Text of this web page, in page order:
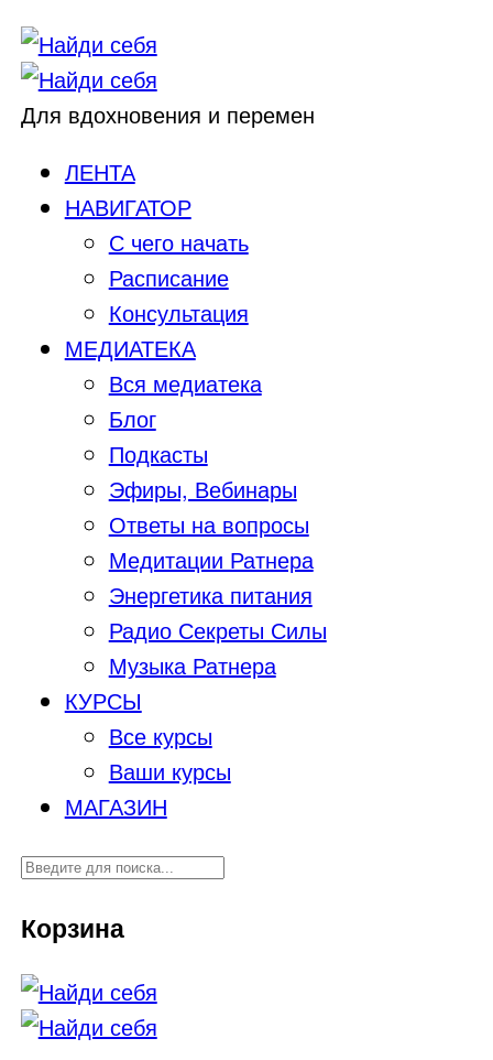
Для вдохновения и перемен
ЛЕНТА
НАВИГАТОР
С чего начать
Расписание
Консультация
МЕДИАТЕКА
Вся медиатека
Блог
Подкасты
Эфиры, Вебинары
Ответы на вопросы
Медитации Ратнера
Энергетика питания
Радио Секреты Силы
Музыка Ратнера
КУРСЫ
Все курсы
Ваши курсы
МАГАЗИН
Корзина